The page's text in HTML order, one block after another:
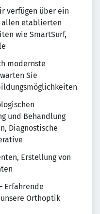
verfügen über ein
allen etablierten
wie SmartSurf,
modernste
Sie
und Behandlung
Diagnostische
Erstellung von
Erfahrende
Orthoptik